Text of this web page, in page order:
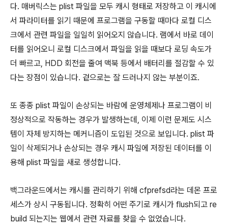
다. 매버릭스는 plist 파일을 모두 캐시 형태로 저장하고 이 캐시에
서 파라미터를 읽기 때문에 프로그램을 구동할 때마다 로컬 디스
크에서 관련 파일을 일일히 읽어오지 않습니다. 램에서 바로 데이
터를 읽어오니 로컬 디스크에서 파일을 읽을 때보다 로딩 속도가
더 빠르고, HDD 회전을 줄여 맥북 등에서 배터리를 절감할 수 있
다는 장점이 있습니다. 겉으로는 잘 드러나지 않는 부분이죠.
또 종종 plist 파일이 손상되는 바람에 운영체제나 프로그램이 비
정상적으로 작동하는 경우가 발생하는데, 이제 이런 문제도 시스
템이 자체 방지하는 메커니즘이 도입된 것으로 보입니다. plist 파
일이 삭제되거나 손상되는 경우 캐시 파일에 저장된 데이터를 이
용해 plist 파일을 새로 생성합니다.
백그라운드에서는 캐시를 관리하기 위해 cfprefsd라는 데몬 프로
세스가 상시 구동됩니다. 정확히 어떤 주기로 캐시가 flush되고 re
build 되는지는 웹에서 관련 자료를 찾을 수 없었습니다.